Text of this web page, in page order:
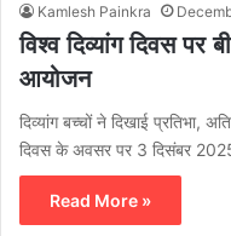
Kamlesh Painkra
विश्व दिव्यांग दिवस पर
आयोजन
दिव्यांग बच्चों ने दिखाई प्रतिभा,
दिवस के अवसर पर 3 दिसंबर
Read More »